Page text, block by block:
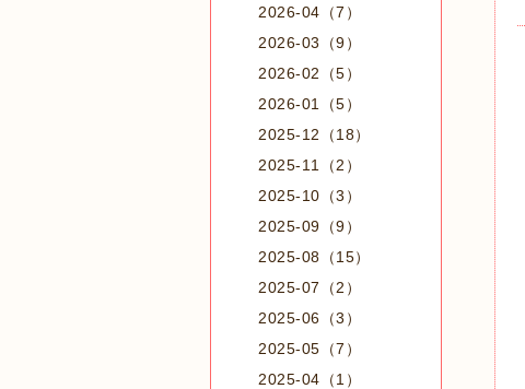
2026-04（7）
2026-03（9）
2026-02（5）
2026-01（5）
2025-12（18）
2025-11（2）
2025-10（3）
2025-09（9）
2025-08（15）
2025-07（2）
2025-06（3）
2025-05（7）
2025-04（1）